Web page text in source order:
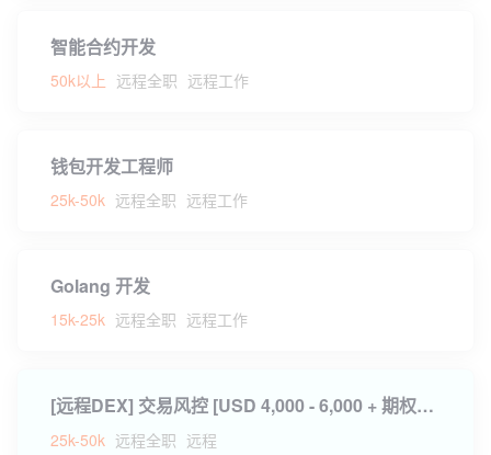
智能合约开发
50k以上 远程全职 远程工作
钱包开发工程师
25k-50k 远程全职 远程工作
Golang 开发
15k-25k 远程全职 远程工作
[远程DEX] 交易风控 [USD 4,000 - 6,000 + 期权分红]
25k-50k 远程全职 远程